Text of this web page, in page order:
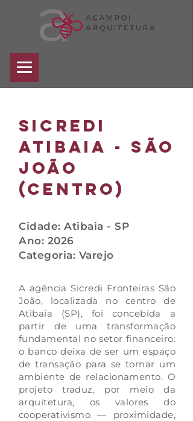
sicredi
atibaia - são
joão
(centro)
Cidade: Atibaia - SP
Ano: 2026
Categoria: Varejo
A agência Sicredi Fronteiras São
João, localizada no centro de
Atibaia (SP), foi concebida a
partir de uma transformação
fundamental no setor financeiro:
o banco deixa de ser um espaço
de transação para se tornar um
ambiente de relacionamento. O
projeto traduz, por meio da
arquitetura, os valores do
cooperativismo — proximidade,